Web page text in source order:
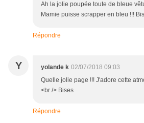
Ah la jolie poupée toute de bleue
Mamie puisse scrapper en bleu !!!
Répondre
Y yolande k 02/07/2018 09:03
Quelle jolie page !!! J'adore cette
<br /> Bises
Répondre